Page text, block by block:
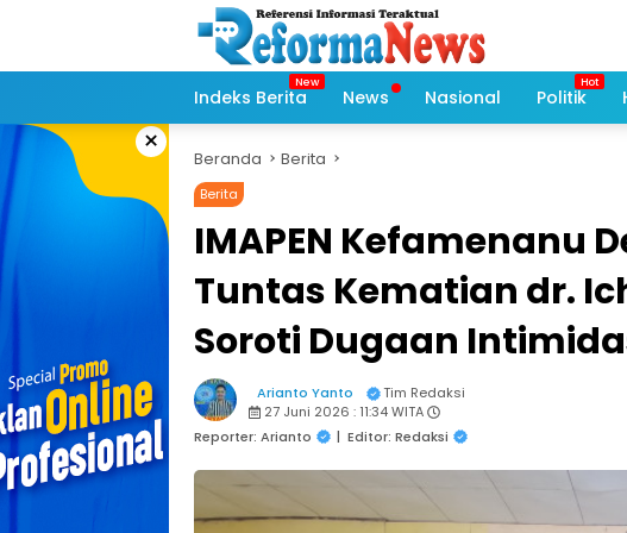
Indeks Berita News Nasional Politik
× Beranda Berita
Berita
IMAPEN Kefamenanu
Tuntas Kematian dr.
Soroti Dugaan
Arianto Yanto
Tim Redaksi
27 Juni 2026 : 11:34 WITA
Reporter: Arianto
| Editor: Redaksi